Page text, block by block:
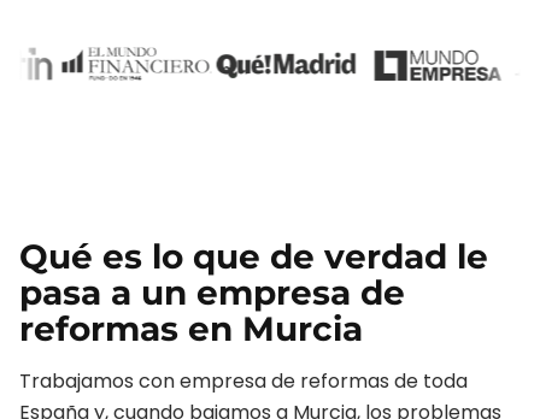
Qué es lo que de verdad le
pasa a un empresa de
reformas en Murcia
Trabajamos conempresa de reformas de toda
España y, cuando bajamos a Murcia, los problemas